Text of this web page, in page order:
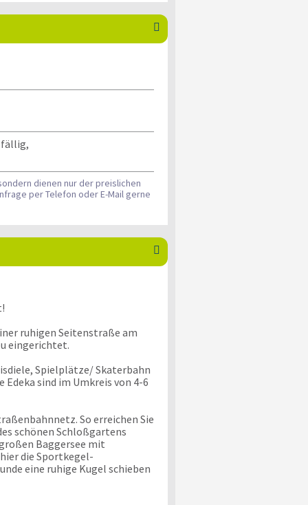

fällig,
dienen nur der preislichen
per Telefon oder E-Mail gerne

ruhigen Seitenstraße am
eingerichtet.
Spielplätze/ Skaterbahn
sind im Umkreis von 4-6
So erreichen Sie
schönen Schloßgartens
Baggersee mit
die Sportkegel-
eine ruhige Kugel schieben